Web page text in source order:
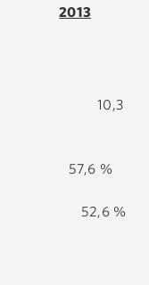
2013
10,3
%
52,6 %